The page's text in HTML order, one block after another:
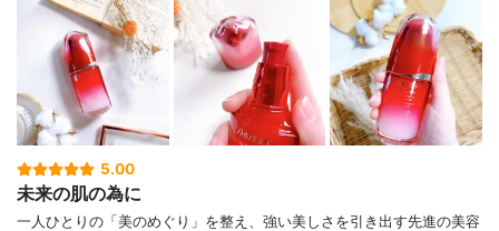
5.00
未来の肌の為に
一人ひとりの「美のめぐり」を整え、強い美しさを引き出す先進の美容